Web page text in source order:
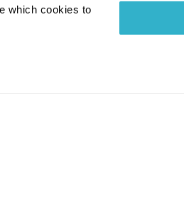
which cookies to